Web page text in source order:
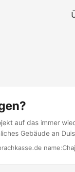
auf das immer
Gebäude an
der Jüdischen